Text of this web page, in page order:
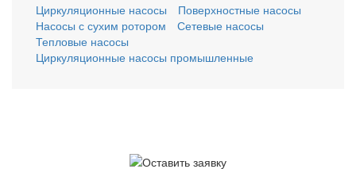
Циркуляционные насосы
Поверхностные насосы
Насосы с сухим ротором
Сетевые насосы
Тепловые насосы
Циркуляционные насосы промышленные